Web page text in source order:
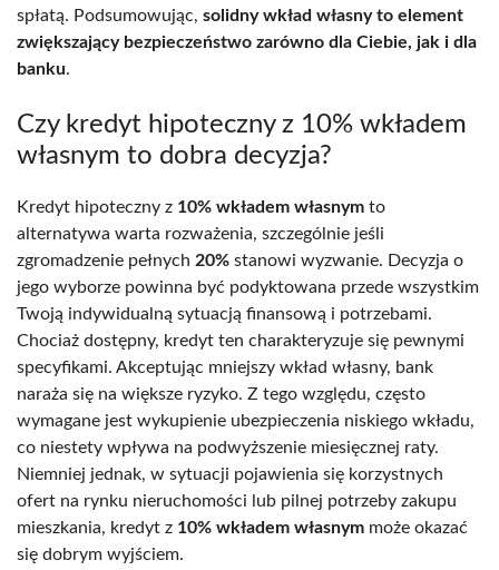
spłatą. Podsumowując, solidny wkład własny to element
zwiększający bezpieczeństwo zarówno dla Ciebie, jak i dla
banku.
Czy kredyt hipoteczny z 10% wkładem
własnym to dobra decyzja?
Kredyt hipoteczny z 10% wkładem własnym to
alternatywa warta rozważenia, szczególnie jeśli
zgromadzenie pełnych 20% stanowi wyzwanie. Decyzja o
jego wyborze powinna być podyktowana przede wszystkim
Twoją indywidualną sytuacją finansową i potrzebami.
Chociaż dostępny, kredyt ten charakteryzuje się pewnymi
specyfikami. Akceptując mniejszy wkład własny, bank
naraża się na większe ryzyko. Z tego względu, często
wymagane jest wykupienie ubezpieczenia niskiego wkładu,
co niestety wpływa na podwyższenie miesięcznej raty.
Niemniej jednak, w sytuacji pojawienia się korzystnych
ofert na rynku nieruchomości lub pilnej potrzeby zakupu
mieszkania, kredyt z 10% wkładem własnym może okazać
się dobrym wyjściem.